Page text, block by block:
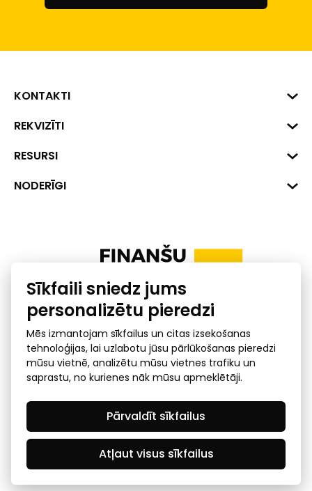
KONTAKTI
Biznesa centrs "VERDE" Roberta
1045
+371 287 18175
REKVIZĪTI
Reģ. Nr. 40008002175
Banka: SEB Banka
RESURSI
Dati
Uzņēmumu kredītspējas kalkulators
NODERĪGI
Ombuds
pieprasījums
© 2026 Latvijas Finanšu nozares asociācija - visas tiesības
rezervētas
Created by Mediapark
Sīkfaili sniedz jums
personalizētu pieredzi
Mēs izmantojam sīkfailus un citas izsekošanas
tehnoloģijas, lai uzlabotu jūsu pārlūkošanas pieredzi
mūsu vietnē, analizētu mūsu vietnes trafiku un
saprastu, no kurienes nāk mūsu apmeklētāji.
Atļaut visus sīkfailus
Pārvaldīt sīkfailus